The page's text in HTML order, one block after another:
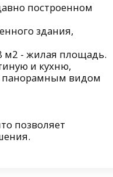
построенном
здания,
м2 - жилая площадь.
и кухню,
панорамным видом
позволяет